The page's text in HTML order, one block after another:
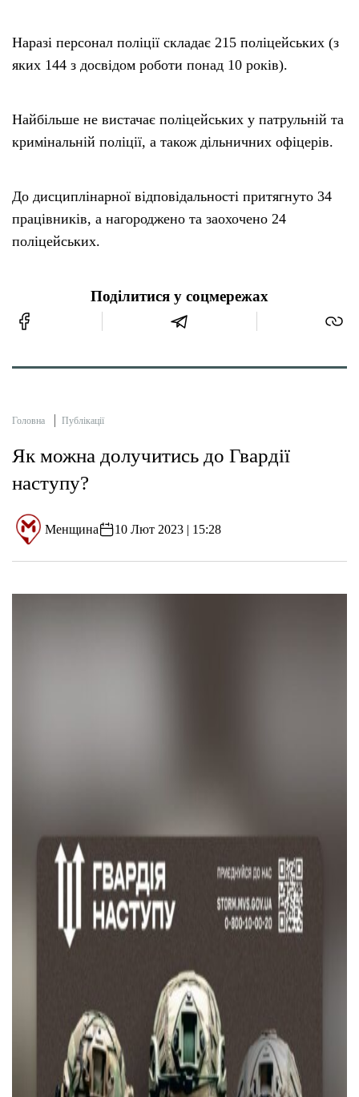
Наразі персонал поліції складає 215 поліцейських (з
яких 144 з досвідом роботи понад 10 років).
Найбільше не вистачає поліцейських у патрульній та
кримінальній поліції, а також дільничних офіцерів.
До дисциплінарної відповідальності притягнуто 34
працівників, а нагороджено та заохочено 24
поліцейських.
Поділитися у соцмережах
Головна Публікації
Як можна долучитись до Гвардії
наступу?
Менщина 10 Лют 2023 | 15:28